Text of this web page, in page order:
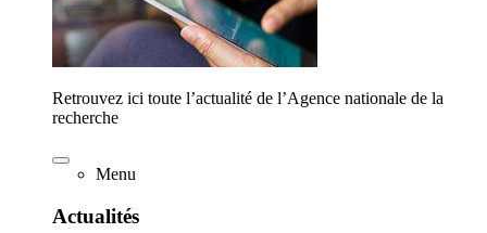
Retrouvez ici toute l’actualité de l’Agence nationale de la
recherche
Menu
Actualités